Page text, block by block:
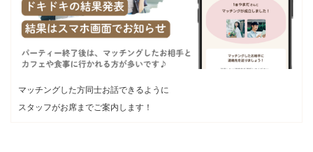
マッチングした方同士お話できるように
スタッフがお席までご案内します！